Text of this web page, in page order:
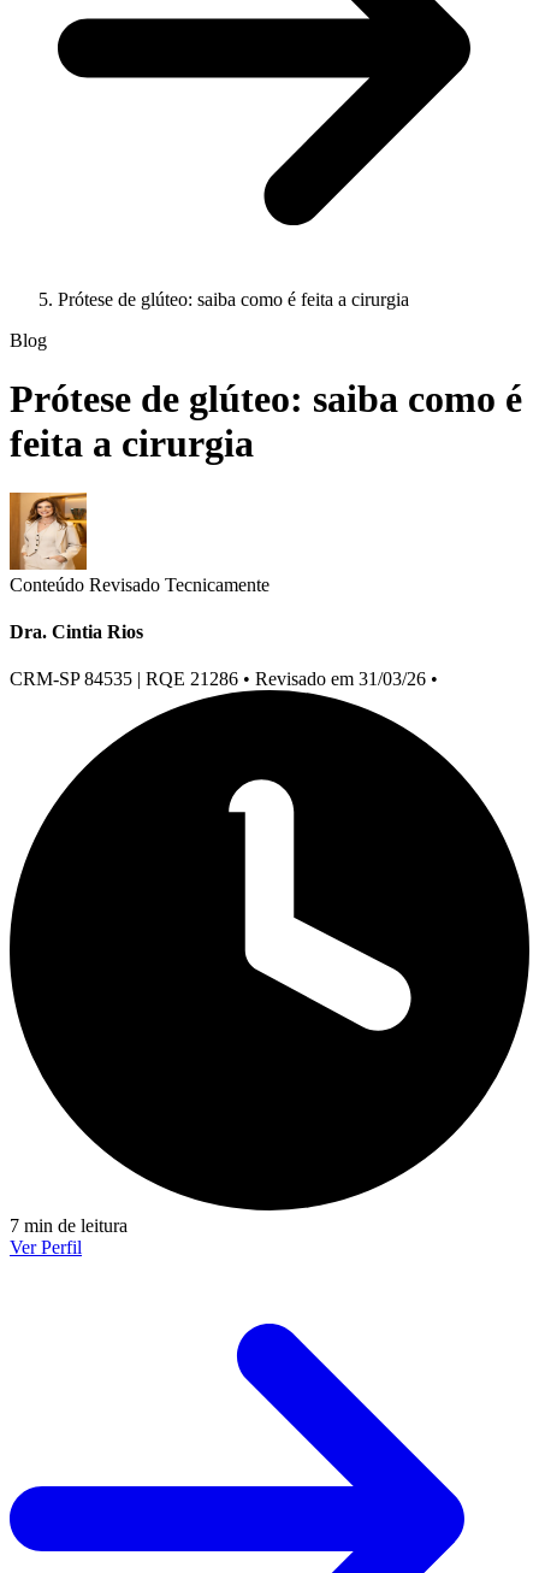
Prótese de glúteo: saiba como é feita a cirurgia
Blog
Prótese de glúteo: saiba como é
feita a cirurgia
Conteúdo Revisado Tecnicamente
Dra. Cintia Rios
CRM-SP 84535 | RQE 21286 • Revisado em 31/03/26 •
7 min de leitura
Ver Perfil